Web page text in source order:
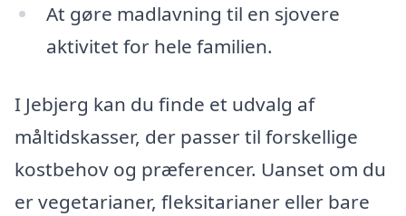
At gøre madlavning til en sjovere
aktivitet for hele familien.
I Jebjerg kan du finde et udvalg af
måltidskasser, der passer til forskellige
kostbehov og præferencer. Uanset om du
er vegetarianer, fleksitarianer eller bare